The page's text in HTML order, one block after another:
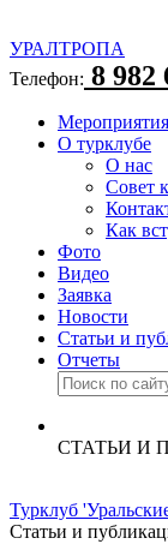
УРАЛТРОПА
Телефон: 8 982
Мероприятия
О турклубе
О нас
Совет
Как
Фото
Видео
Заявка
Новости
Статьи и
Отчеты
СТАТЬИ И
Турклуб
Статьи и